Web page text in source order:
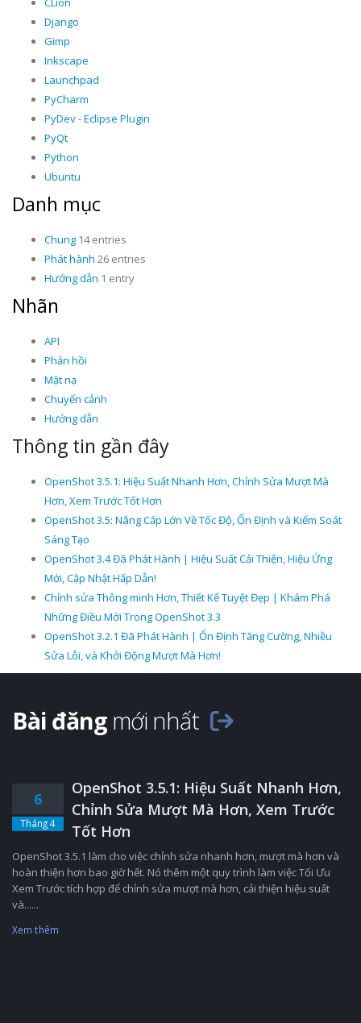
Django
Gimp
Inkscape
Launchpad
PyCharm
PyDev - Eclipse Plugin
PyQt
Python
Ubuntu
Danh mục
Chung 14 entries
Phát hành 26 entries
Hướng dẫn 1 entry
Nhãn
API
Phản hồi
Mặt nạ
Chuyển cảnh
Hướng dẫn
Thông tin gần đây
OpenShot 3.5.1: Hiệu Suất Nhanh Hơn, Chỉnh Sửa Mượt Mà
Hơn, Xem Trước Tốt Hơn
OpenShot 3.5: Nâng Cấp Lớn Về Tốc Độ, Ổn Định và Kiểm Soát
Sáng Tạo
OpenShot 3.4 Đã Phát Hành | Hiệu Suất Cải Thiện, Hiệu Ứng
Mới, Cập Nhật Hấp Dẫn!
Chỉnh sửa Thông minh Hơn, Thiết Kế Tuyệt Đẹp | Khám Phá
Những Điều Mới Trong OpenShot 3.3
OpenShot 3.2.1 Đã Phát Hành | Ổn Định Tăng Cường, Nhiều
Sửa Lỗi, và Khởi Động Mượt Mà Hơn!
Bài đăng mới nhất
6
Tháng 4
OpenShot 3.5.1: Hiệu Suất Nhanh Hơn,
Chỉnh Sửa Mượt Mà Hơn, Xem Trước
Tốt Hơn
OpenShot 3.5.1 làm cho việc chỉnh sửa nhanh hơn, mượt mà hơn và
hoàn thiện hơn bao giờ hết. Nó thêm một quy trình làm việc Tối Ưu
Xem Trước tích hợp để chỉnh sửa mượt mà hơn, cải thiện hiệu suất
và......
Xem thêm